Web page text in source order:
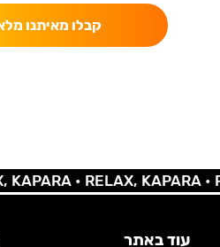
קבלו מאיתנו
•RELAX, KAPARA •
עוד באתר